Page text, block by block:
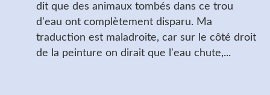
dit que des animaux tombés dans ce trou
d'eau ont complètement disparu. Ma
traduction est maladroite, car sur le côté droit
de la peinture on dirait que l'eau chute,...